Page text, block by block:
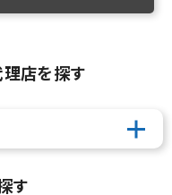
店を探す
す